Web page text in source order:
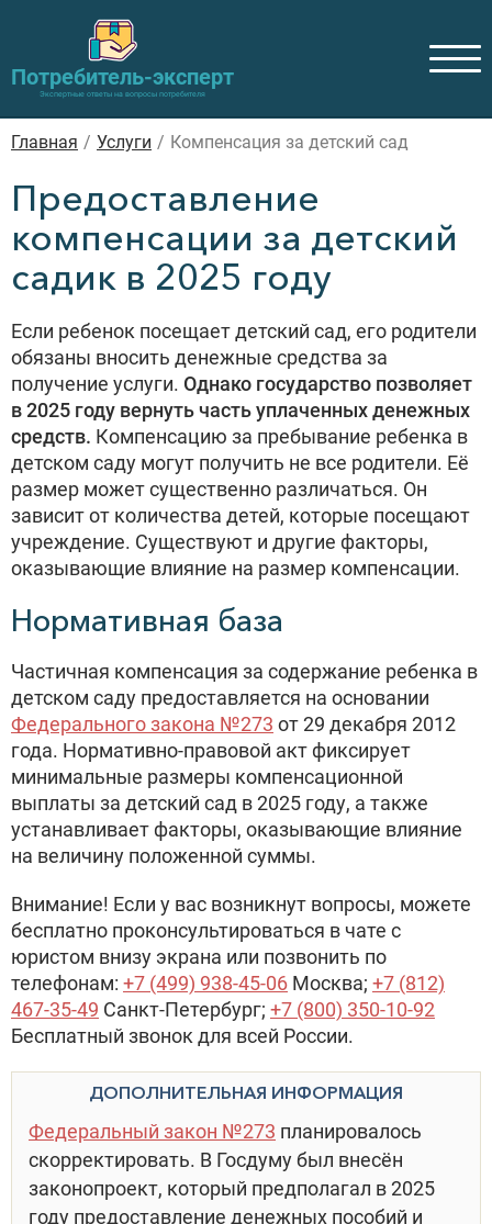
Потребитель-эксперт
Экспертные ответы на вопросы потребителя
Главная / Услуги / Компенсация за детский сад
Предоставление
компенсации за детский
садик в 2025 году
Если ребенок посещает детский сад, его родители
обязаны вносить денежные средства за
получение услуги. Однако государство позволяет
в 2025 году вернуть часть уплаченных денежных
средств. Компенсацию за пребывание ребенка в
детском саду могут получить не все родители. Её
размер может существенно различаться. Он
зависит от количества детей, которые посещают
учреждение. Существуют и другие факторы,
оказывающие влияние на размер компенсации.
Нормативная база
Частичная компенсация за содержание ребенка в
детском саду предоставляется на основании
Федерального закона №273 от 29 декабря 2012
года. Нормативно-правовой акт фиксирует
минимальные размеры компенсационной
выплаты за детский сад в 2025 году, а также
устанавливает факторы, оказывающие влияние
на величину положенной суммы.
Внимание! Если у вас возникнут вопросы, можете
бесплатно проконсультироваться в чате с
юристом внизу экрана или позвонить по
телефонам: +7 (499) 938-45-06 Москва; +7 (812)
467-35-49 Санкт-Петербург; +7 (800) 350-10-92
Бесплатный звонок для всей России.
ДОПОЛНИТЕЛЬНАЯ ИНФОРМАЦИЯ
Федеральный закон №273 планировалось
скорректировать. В Госдуму был внесён
законопроект, который предполагал в 2025
году предоставление денежных пособий и